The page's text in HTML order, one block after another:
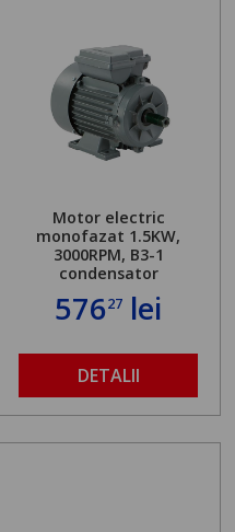
Motor electric
monofazat 1.5KW,
3000RPM, B3-1
condensator
57627 lei
DETALII